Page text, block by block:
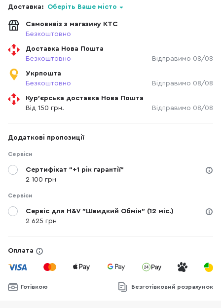
Доставка: Оберіть Ваше місто
Самовивіз з магазину КТС
Безкоштовно
Доставка Нова Пошта
Безкоштовно
Відправимо 08/08
Укрпошта
Безкоштовно
Відправимо 08/08
Кур'єрська доставка Нова Пошта
Від 150 грн.
Відправимо 08/08
Додаткові пропозиції
Сервіси
Сертифікат "+1 рік гарантії"
2 100 грн
Сервіси
Сервіс для H&V "Швидкий Обмін" (12 міс.)
2 625 грн
Оплата
Готівкою Безготівковий розрахунок